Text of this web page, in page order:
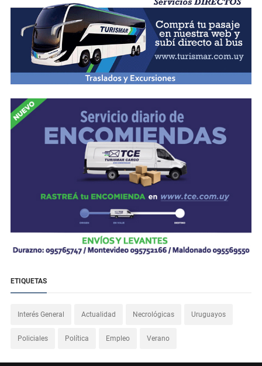
ETIQUETAS
Interés General Actualidad Necrológicas Uruguayos
Policiales Política Empleo Verano